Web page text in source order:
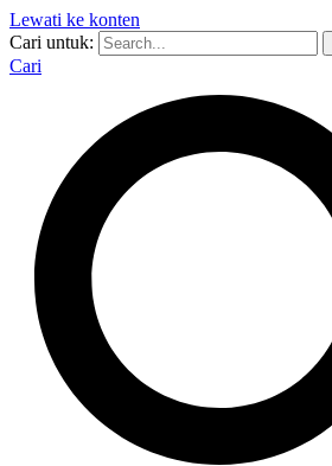
Lewati ke konten
Cari untuk:
Cari